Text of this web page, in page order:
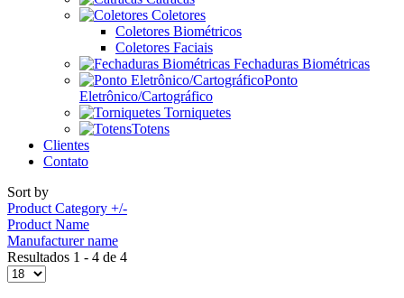
Coletores
Coletores Biométricos
Coletores Faciais
Fechaduras Biométricas
Ponto
Eletrônico/Cartográfico
Torniquetes
Totens
Clientes
Contato
Sort by
Product Category +/-
Product Name
Manufacturer name
Resultados 1 - 4 de 4